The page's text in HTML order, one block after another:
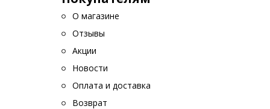
О магазине
Отзывы
Акции
Новости
Оплата и доставка
Возврат